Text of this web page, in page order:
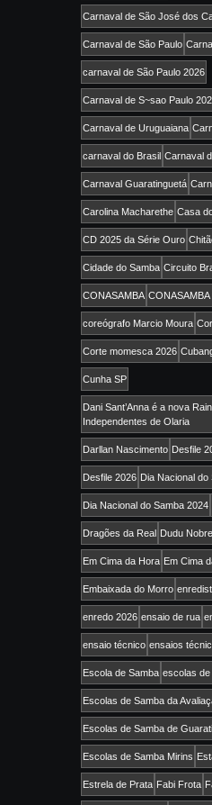
Carnaval de São José dos
Carnaval de São Paulo
carnaval de São Paulo 2026
Carnaval de S~sao Paulo
Carnaval de Uruguaiana
carnaval do Brasil Carnaval
Carnaval Guaratinguetá
Carolina Macharethe Casa
CD 2025 da Série Ouro
Cidade do Samba Circuito
CONASAMBA CONASAMBA
coreógrafo Marcio Moura
Corte momesca 2026
Cunha SP
Dani Sant’Anna é a nova
Independentes de Olaria
Darllan Nascimento Desfile
Desfile 2026 Dia Nacional do
Dia Nacional do Samba 2024
Dragões da Real Dudu Nobre
Em Cima da Hora Em Cima
Embaixada do Morro
enredo 2026 ensaio de rua
ensaio técnico ensaios
Escola de Samba escolas
Escolas de Samba da
Escolas de Samba de
Escolas de Samba Mirins
Estrela de Prata Fabi Frota